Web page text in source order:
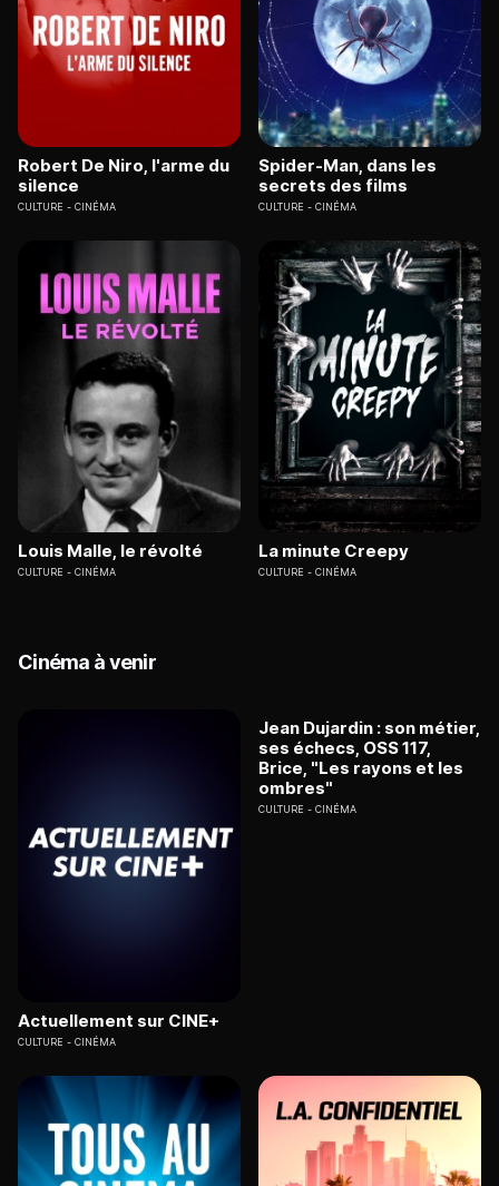
Robert De Niro, l'arme du
silence
CULTURE CINÉMA
Spider-Man, dans les
secrets des films
CULTURE CINÉMA
Louis Malle, le révolté
CULTURE CINÉMA
La minute Creepy
CULTURE CINÉMA
Cinéma à venir
Actuellement sur CINE+
CULTURE CINÉMA
Jean Dujardin : son métier,
ses échecs, OSS 117,
Brice, "Les rayons et les
ombres"
CULTURE CINÉMA